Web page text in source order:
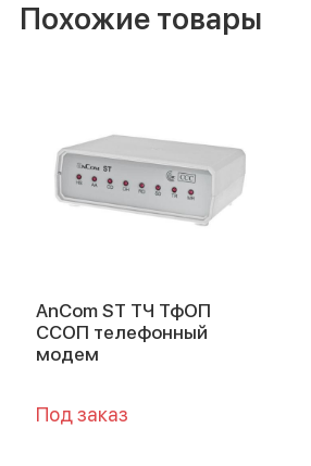
Похожие товары
AnCom ST ТЧ ТфОП
ССОП телефонный
модем
Под заказ